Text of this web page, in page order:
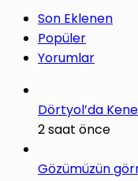
Son Eklenen
Popüler
Yorumlar
Dörtyol’da
2 saat önce
Gözümüzün